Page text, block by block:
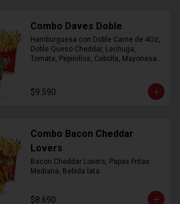
Combo Daves Doble
Hamburguesa con Doble Carne de 4Oz,
Doble Queso Cheddar, Lechuga,
Tomate, Pepinillos, Cebolla, Mayonesa y
$9.590
Combo Bacon Cheddar
Lovers
Bacon Cheddar Lovers, Papas Fritas
Mediana, Bebida lata.
$8.690